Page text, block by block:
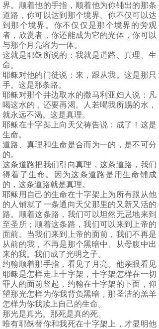
界。顺着他的手指，顺着他为你铺出的那条
道路，你可以达到那个境界。你不仅可以达
到那个境界。你不仅仅是那个境界的旁观
者，欣赏者，你还能成为它的光体，你可以
与那个月亮溶为一体。
这就是耶稣所说的：我就是道路、真理、生
命。
耶稣对他的门徒说：来，跟从我。这是那只
手。这是那条路。
耶稣对那个井边取水的撒马利亚妇人说：凡
喝这水的，还要再渴。人若喝我所赐的水，
就永远不渴。这是真理。
耶稣在十字架上向天父祷告说：成了！这是
生命。
道路、真理和生命是合而为一的，是不可分
的。
这条道路把我们引向真理，这条道路，我们
得着了生命。因为这条道路是用生命铺成
的，这条道路就是真理。
耶稣用自己的生命在十字架上为所有跟从他
的人铺就了一条通向天父那里的又新又活的
路。顺着这条路，我们可以坦然无忌地来到
至圣所；顺着这条路，我们可以来到上帝的
面前。当我们来到上帝的面前，我们不再是
从前的我，不再是那个黑暗中、从母腹中出
来的我。我们成了光明之子。
约翰顺着那手指，看见了月亮。他亲眼看见
耶稣是怎样走上十字架，十字架怎样在一切
罪人的面前竖起，约翰在十字架的下面，仰
望那光怎样为你我背负黑暗，那圣洁的羔羊
怎样为你我赎上自己的生命。
那光是真光。那死是真的死。
唯有耶稣替你和我死在十字架上，才显明他